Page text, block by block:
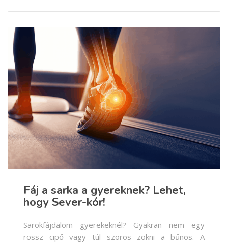
Fáj a sarka a gyereknek? Lehet,
hogy Sever-kór!
Sarokfájdalom gyerekeknél? Gyakran nem egy
rossz cipő vagy túl szoros zokni a bűnös. A